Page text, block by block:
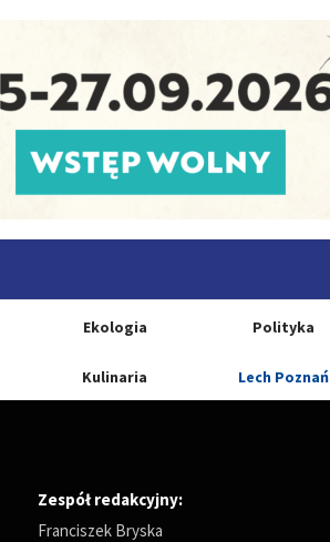
Ekologia Polityka
Kulinaria Lech Poznań
Zespół redakcyjny:
Franciszek Bryska